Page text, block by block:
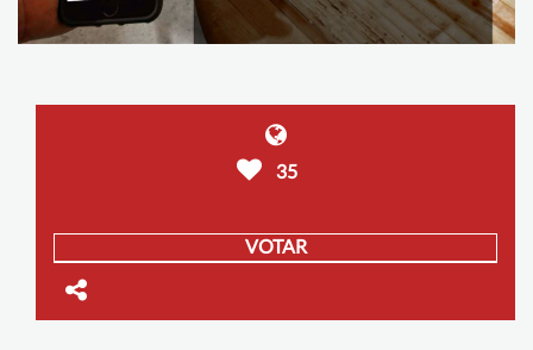
35
VOTAR